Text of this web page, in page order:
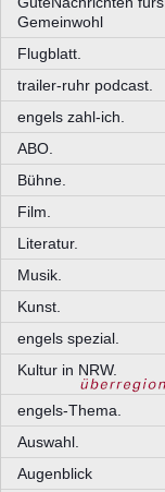
Gemeinwohl
Flugblatt.
trailer-ruhr podcast.
engels zahl-ich.
ABO.
Bühne.
Film.
Literatur.
Musik.
Kunst.
engels spezial.
Kultur in NRW.
engels-Thema.
Auswahl.
Augenblick